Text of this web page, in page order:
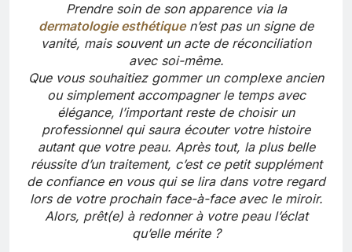
Prendre soin de son apparence via la
dermatologie esthétiquen’est pas un signe de
vanité, mais souvent un acte de réconciliation
avec soi-même.
Que vous souhaitiez gommer un complexe ancien
ou simplement accompagner le temps avec
élégance, l’important reste de choisir un
professionnel qui saura écouter votre histoire
autant que votre peau. Après tout, la plus belle
réussite d’un traitement, c’est ce petit supplément
de confiance en vous qui se lira dans votre regard
lors de votre prochain face-à-face avec le miroir.
Alors, prêt(e) à redonner à votre peau l’éclat
qu’elle mérite ?